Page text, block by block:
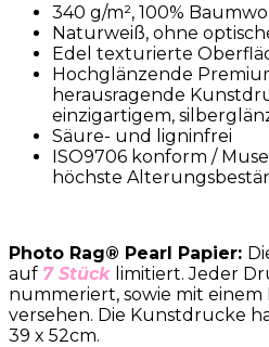
340 g/m², 100%
Naturweiß, ohne
Edel texturierte
Hochglänzende
herausragende
einzigartigem,
Säure- und ligninfrei
ISO9706 konform /
höchste
Photo Rag® Pearl Papier:
auf 7 Stück limitiert. Jeder
nummeriert, sowie mit einem
versehen. Die Kunstdrucke
39 x 52cm.